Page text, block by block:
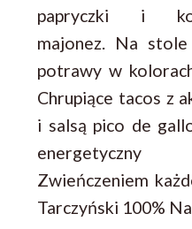
papryczki i
majonez. Na
potrawy w
Chrupiące tacos z
i salsą pico de
Zwieńczeniem
Tarczyński 100%